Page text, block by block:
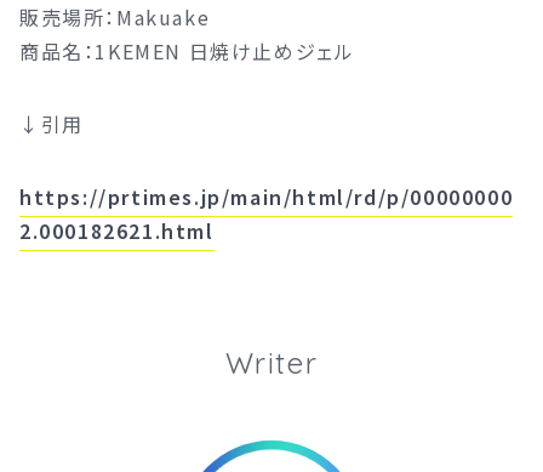
販売場所：Makuake
商品名：1KEMEN 日焼け止めジェル
↓引用
https://prtimes.jp/main/html/rd/p/00000000
2.000182621.html
Writer